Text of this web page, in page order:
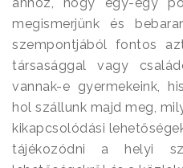
megismerjünk és
szempontjából fontos
társasággal vagy
vannak-e gyermekeink,
hol szállunk majd meg,
kikapcsolódási
tájékozódni a helyi